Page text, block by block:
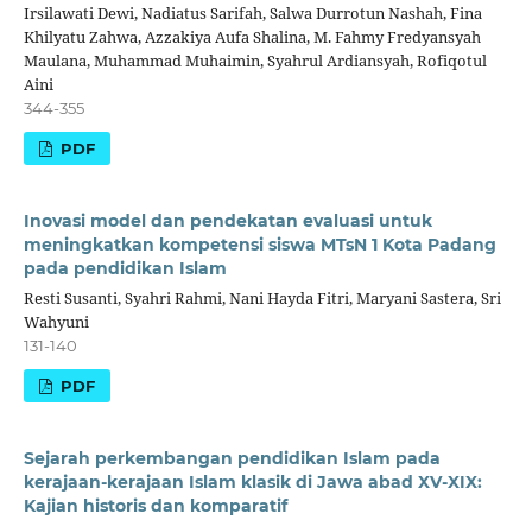
Irsilawati Dewi, Nadiatus Sarifah, Salwa Durrotun Nashah, Fina
Khilyatu Zahwa, Azzakiya Aufa Shalina, M. Fahmy Fredyansyah
Maulana, Muhammad Muhaimin, Syahrul Ardiansyah, Rofiqotul
Aini
344-355
PDF
Inovasi model dan pendekatan evaluasi untuk
meningkatkan kompetensi siswa MTsN 1 Kota Padang
pada pendidikan Islam
Resti Susanti, Syahri Rahmi, Nani Hayda Fitri, Maryani Sastera, Sri
Wahyuni
131-140
PDF
Sejarah perkembangan pendidikan Islam pada
kerajaan-kerajaan Islam klasik di Jawa abad XV-XIX:
Kajian historis dan komparatif